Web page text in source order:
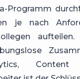
Programm
je nach
Content